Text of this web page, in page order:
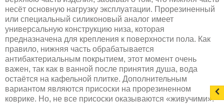
несёт основную нагрузку эксплуатации. Прорезиненный
или специальный силиконовый аналог имеет
универсальную конструкцию низа, которая
предназначена для крепления к поверхности пола. Как
правило, нижняя часть обрабатывается
антибактериальным покрытием, этот момент очень
важен, так как в ванной после принятия душа, вода
остаётся на кафельной плитке. Дополнительным
вариантом являются присоски на прорезиненном
коврике. Но, не все присоски оказываются «живучими».